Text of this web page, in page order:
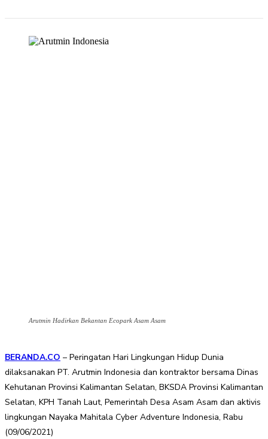
Arutmin Hadirkan Bekantan Ecopark Asam Asam
BERANDA.CO – Peringatan Hari Lingkungan Hidup Dunia
dilaksanakan PT. Arutmin Indonesia dan kontraktor bersama Dinas
Kehutanan Provinsi Kalimantan Selatan, BKSDA Provinsi Kalimantan
Selatan, KPH Tanah Laut, Pemerintah Desa Asam Asam dan aktivis
lingkungan Nayaka Mahitala Cyber Adventure Indonesia, Rabu
(09/06/2021)